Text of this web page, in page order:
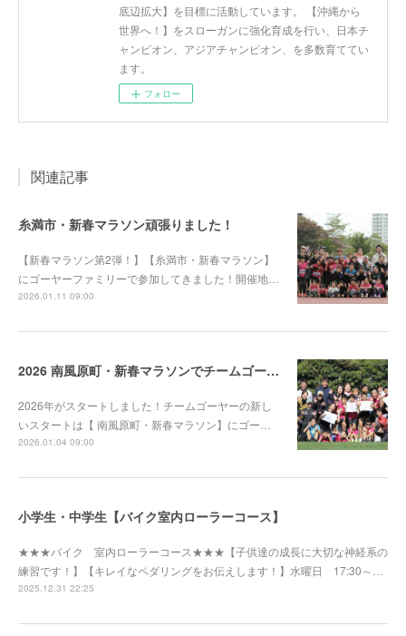
底辺拡大】を目標に活動しています。 【沖縄から
世界へ！】をスローガンに強化育成を行い、日本チ
ャンピオン、アジアチャンピオン、を多数育ててい
ます。
フォロー
関連記事
糸満市・新春マラソン頑張りました！
【新春マラソン第2弾！】【糸満市・新春マラソン】
にゴーヤーファミリーで参加してきました！開催地…
2026.01.11 09:00
2026 南風原町・新春マラソンでチームゴーヤー大活躍！
2026年がスタートしました！チームゴーヤーの新し
いスタートは【 南風原町・新春マラソン】にゴー…
2026.01.04 09:00
小学生・中学生【バイク室内ローラーコース】
★★★バイク 室内ローラーコース★★★【子供達の成長に大切な神経系の
練習です！】【キレイなペダリングをお伝えします！】水曜日 17:30～…
2025.12.31 22:25